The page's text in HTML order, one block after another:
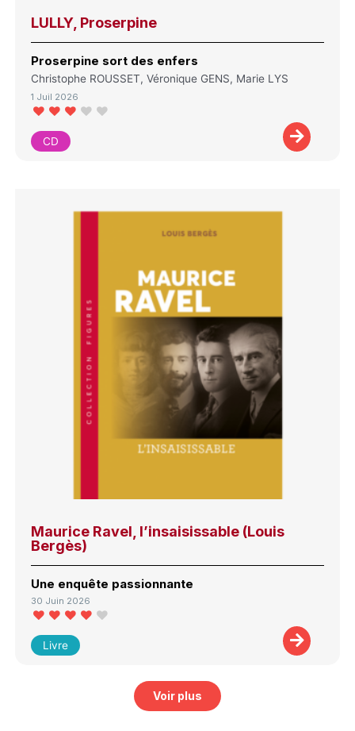
LULLY, Proserpine
Proserpine sort des enfers
Christophe ROUSSET, Véronique GENS, Marie LYS
1 Juil 2026
CD
Maurice Ravel, l’insaisissable (Louis
Bergès)
Une enquête passionnante
30 Juin 2026
Livre
Voir plus